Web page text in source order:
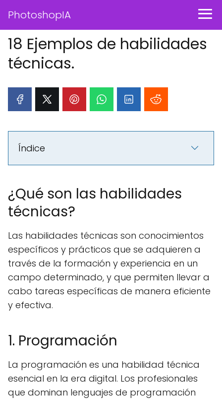
PhotoshopIA
18 Ejemplos de habilidades
técnicas.
Índice
¿Qué son las habilidades
técnicas?
Las habilidades técnicas son conocimientos
específicos y prácticos que se adquieren a
través de la formación y experiencia en un
campo determinado, y que permiten llevar a
cabo tareas específicas de manera eficiente
y efectiva.
1. Programación
La programación es una habilidad técnica
esencial en la era digital. Los profesionales
que dominan lenguajes de programación